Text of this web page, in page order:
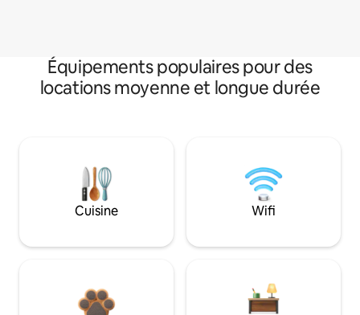
Équipements populaires pour des
locations moyenne et longue durée
Cuisine Wifi